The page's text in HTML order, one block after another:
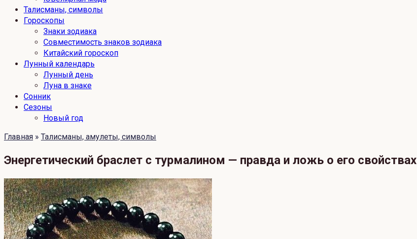
Талисманы, символы
Гороскопы
Знаки зодиака
Совместимость знаков зодиака
Китайский гороскоп
Лунный календарь
Лунный день
Луна в знаке
Сонник
Сезоны
Новый год
Главная » Талисманы, амулеты, символы
Энергетический браслет с турмалином — правда и ложь о его свойствах